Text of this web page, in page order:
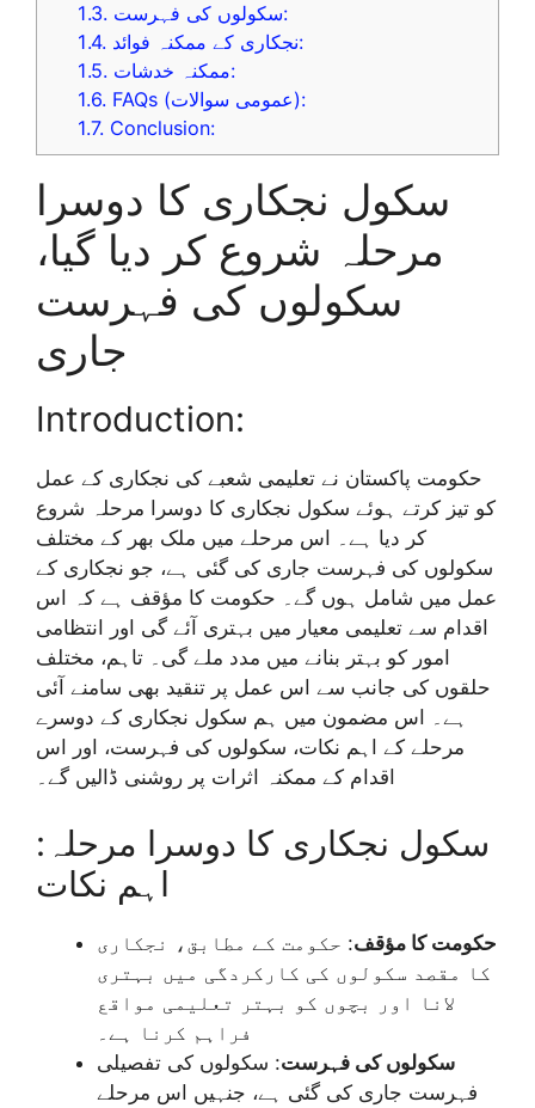
1.3.
سکولوں کی فہرست:
1.4.
نجکاری کے ممکنہ فوائد:
1.5.
ممکنہ خدشات:
1.6.
FAQs (عمومی سوالات):
1.7. Conclusion:
سکول نجکاری کا دوسرا
مرحلہ شروع کر دیا گیا،
سکولوں کی فہرست
جاری
Introduction:
حکومت پاکستان نے تعلیمی شعبے کی نجکاری کے عمل
کو تیز کرتے ہوئے سکول نجکاری کا دوسرا مرحلہ شروع
کر دیا ہے۔ اس مرحلے میں ملک بھر کے مختلف
سکولوں کی فہرست جاری کی گئی ہے، جو نجکاری کے
عمل میں شامل ہوں گے۔ حکومت کا مؤقف ہے کہ اس
اقدام سے تعلیمی معیار میں بہتری آئے گی اور انتظامی
امور کو بہتر بنانے میں مدد ملے گی۔ تاہم، مختلف
حلقوں کی جانب سے اس عمل پر تنقید بھی سامنے آئی
ہے۔ اس مضمون میں ہم سکول نجکاری کے دوسرے
مرحلے کے اہم نکات، سکولوں کی فہرست، اور اس
اقدام کے ممکنہ اثرات پر روشنی ڈالیں گے۔
سکول نجکاری کا دوسرا مرحلہ:
اہم نکات
حکومت کا مؤقف: حکومت کے مطابق، نجکاری
کا مقصد سکولوں کی کارکردگی میں بہتری
لانا اور بچوں کو بہتر تعلیمی مواقع
فراہم کرنا ہے۔
سکولوں کی فہرست: سکولوں کی تفصیلی
فہرست جاری کی گئی ہے، جنہیں اس مرحلے